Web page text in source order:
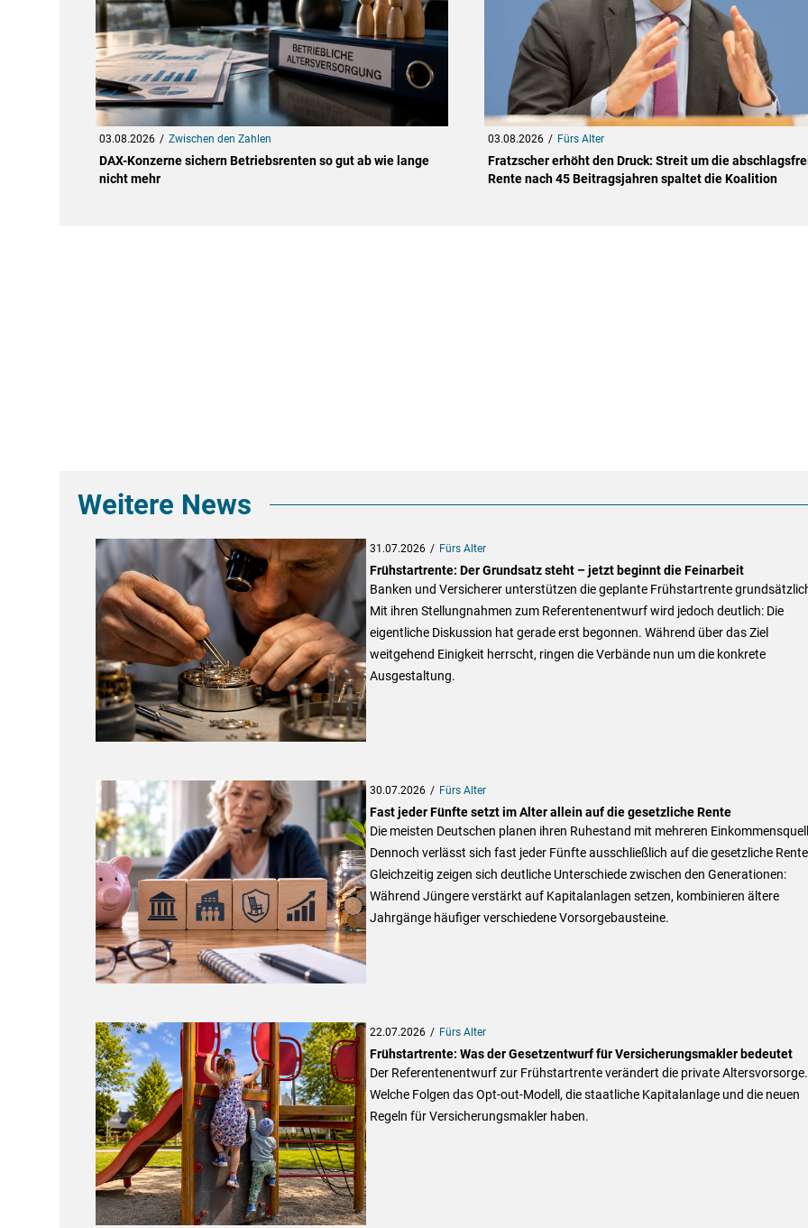
03.08.2026 Zwischen den Zahlen
DAX-Konzerne sichern Betriebsrenten so gut ab wie lange
nicht mehr
03.08.2026 Fürs Alter
Fratzscher erhöht den Druck: Streit um die
Rente nach 45 Beitragsjahren spaltet die Koalition
Weitere News
31.07.2026 Fürs Alter
Frühstartrente: Der Grundsatz steht – jetzt beginnt die Feinarbeit
Banken und Versicherer unterstützen die geplante Frühstartrente
Mit ihren Stellungnahmen zum Referentenentwurf wird jedoch deutlich: Die
eigentliche Diskussion hat gerade erst begonnen. Während über das Ziel
weitgehend Einigkeit herrscht, ringen die Verbände nun um die konkrete
Ausgestaltung.
30.07.2026 Fürs Alter
Fast jeder Fünfte setzt im Alter allein auf die gesetzliche Rente
Die meisten Deutschen planen ihren Ruhestand mit mehreren
Dennoch verlässt sich fast jeder Fünfte ausschließlich auf die gesetzliche
Gleichzeitig zeigen sich deutliche Unterschiede zwischen den Generationen:
Während Jüngere verstärkt auf Kapitalanlagen setzen, kombinieren ältere
Jahrgänge häufiger verschiedene Vorsorgebausteine.
22.07.2026 Fürs Alter
Frühstartrente: Was der Gesetzentwurf für Versicherungsmakler bedeutet
Der Referentenentwurf zur Frühstartrente verändert die private Altersvorsorge.
Welche Folgen das Opt-out-Modell, die staatliche Kapitalanlage und die neuen
Regeln für Versicherungsmakler haben.